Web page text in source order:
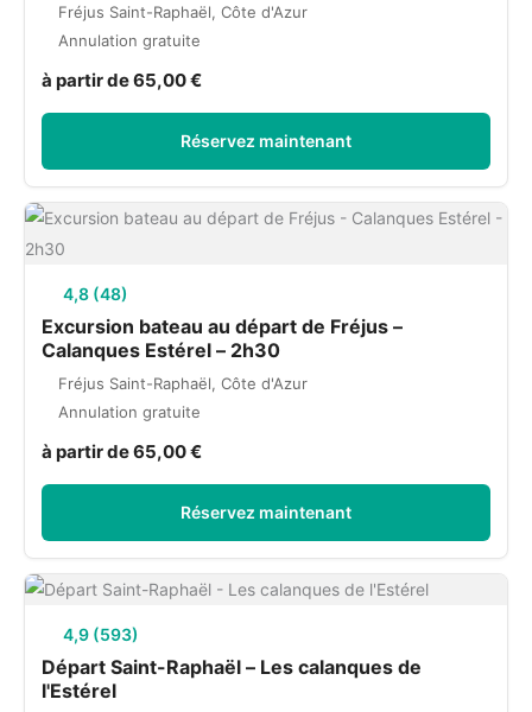
Fréjus Saint-Raphaël, Côte d'Azur
Annulation gratuite
à partir de 65,00 €
Réservez maintenant
4,8 (48)
Excursion bateau au départ de Fréjus –
Calanques Estérel – 2h30
Fréjus Saint-Raphaël, Côte d'Azur
Annulation gratuite
à partir de 65,00 €
Réservez maintenant
4,9 (593)
Départ Saint-Raphaël – Les calanques de
l'Estérel